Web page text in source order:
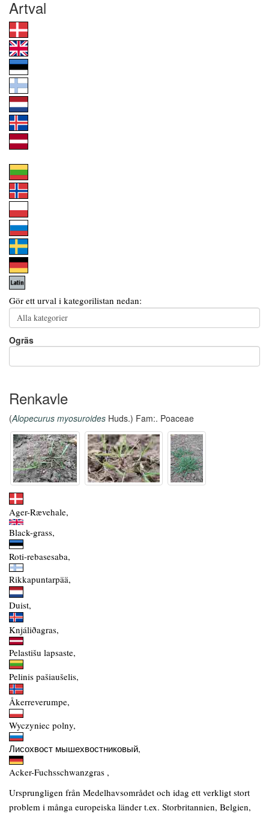
Artval
Gör ett urval i kategorilistan nedan:
Ogräs
Renkavle
(Alopecurus myosuroides Huds.) Fam:. Poaceae
Ager-Rævehale,
Black-grass,
Roti-rebasesaba,
Rikkapuntarpää,
Duist,
Knjáliðagras,
Pelastišu lapsaste,
Pelinis pašiaušelis,
Åkerreverumpe,
Wyczyniec polny,
Лисохвост мышехвостниковый,
Acker-Fuchsschwanzgras ,
Ursprungligen från Medelhavsområdet och idag ett verkligt stort
problem i många europeiska länder t.ex. Storbritannien, Belgien,